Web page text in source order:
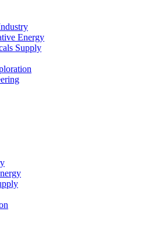
Energy
Supply